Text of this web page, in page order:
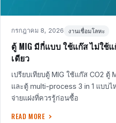
Posted
กรกฎาคม 8, 2026 งานเชื่อมโลหะ
ตู้ MIG มีกี่แบบ ใช้แก๊ส ไม่ใช้
เดียว
เปรียบเทียบตู้ MIG ใช้แก๊ส CO2
และตู้ multi-process 3 in 1 แบบ
จ่ายแฝงที่ควรรู้ก่อนซื้อ
READ MORE